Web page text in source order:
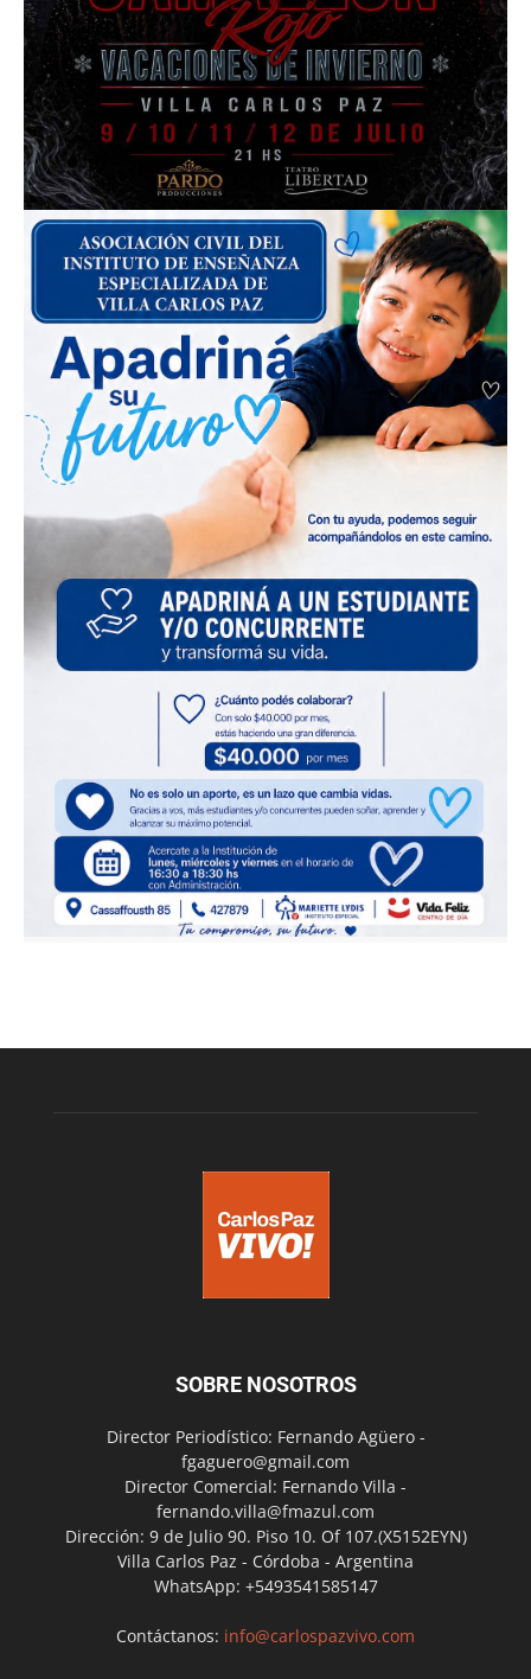
SOBRE NOSOTROS
Director Periodístico: Fernando Agüero -
fgaguero@gmail.com
Director Comercial: Fernando Villa -
fernando.villa@fmazul.com
Dirección: 9 de Julio 90. Piso 10. Of 107.(X5152EYN)
Villa Carlos Paz - Córdoba - Argentina
WhatsApp: +5493541585147
Contáctanos: info@carlospazvivo.com